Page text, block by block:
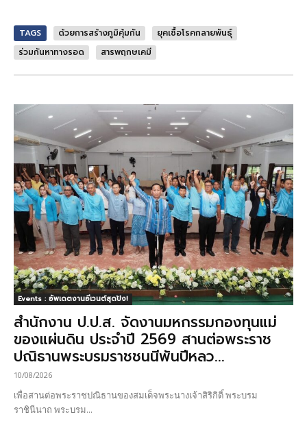
TAGS ด้วยการสร้างภูมิคุ้มกัน
ยุคเชื้อโรคกลายพันธุ์
ร่วมกันหาทางรอด
สารพฤกษเคมี
Events : อัพเดตงานอีเวนต์สุดปัง!
สำนักงาน ป.ป.ส. จัดงานมหกรรมกองทุนแม่
ของแผ่นดิน ประจำปี 2569 สานต่อพระราช
ปณิธานพระบรมราชชนนีพันปีหลว...
10/08/2026
เพื่อสานต่อพระราชปณิธานของสมเด็จพระนางเจ้าสิริกิติ์ พระบรม
ราชินีนาถ พระบรม...